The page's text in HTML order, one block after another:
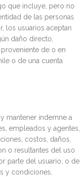
que incluye, pero no
de las personas
los usuarios aceptan
daño directo,
de o en
o de una cuenta
mantener indemne a
empleados y agentes,
costos, daños,
o resultantes del uso
parte del usuario, o de
y condiciones,